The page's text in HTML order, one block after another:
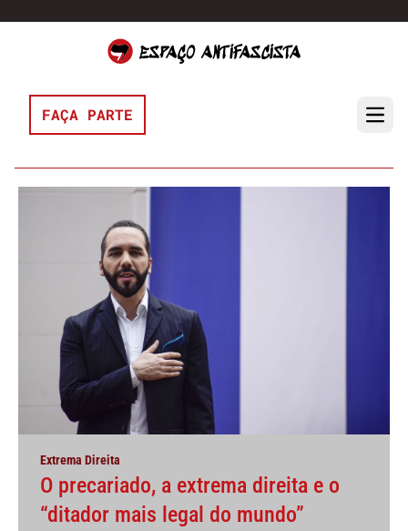
FAÇA PARTE Open
Extrema Direita
O precariado, a extrema direita e o
“ditador mais legal do mundo”